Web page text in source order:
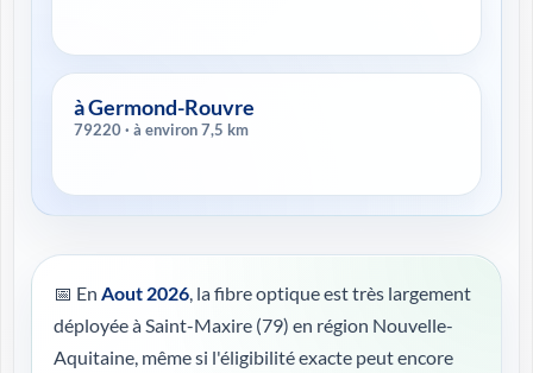
à Germond-Rouvre
79220 · à environ 7,5 km
📅 En Aout 2026, la fibre optique est très largement
déployée à Saint-Maxire (79) en région Nouvelle-
Aquitaine, même si l'éligibilité exacte peut encore